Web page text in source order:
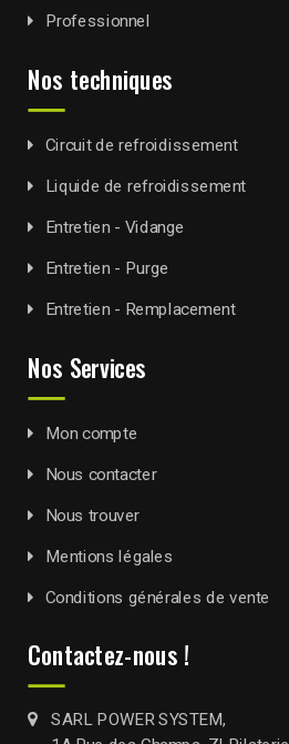
Professionnel
Nos techniques
Circuit de refroidissement
Liquide de refroidissement
Entretien - Vidange
Entretien - Purge
Entretien - Remplacement
Nos Services
Mon compte
Nous contacter
Nous trouver
Mentions légales
Conditions générales de vente
Contactez-nous !
SARL POWER SYSTEM,